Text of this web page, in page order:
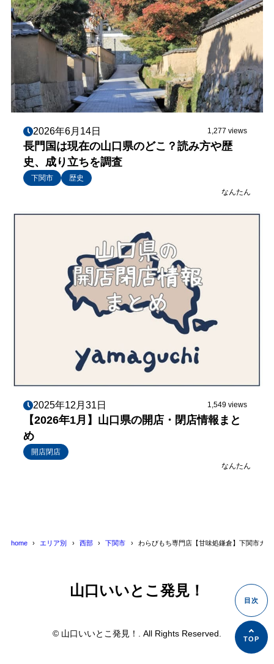
2026年6月14日 1,277 views
長門国は現在の山口県のどこ？読み方や歴
史、成り立ちを調査
下関市
歴史
なんたん
2025年12月31日 1,549 views
【2026年1月】山口県の開店・閉店情報まと
め
開店閉店
なんたん
home エリア別 西部 下関市 わらびもち専門店【甘味処鎌倉】下関市カ
山口いいとこ発見！
© 山口いいとこ発見！. All Rights Reserved.